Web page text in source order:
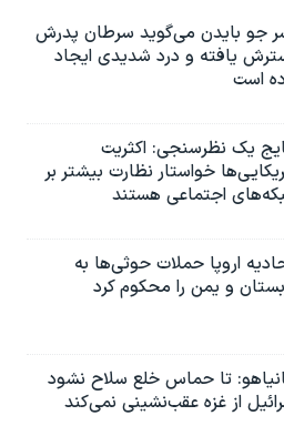
جو بایدن می‌گوید سرطان پدرش
یافته و درد شدیدی ایجاد
است
یک نظرسنجی: اکثریت
خواستار نظارت بیشتر بر
اجتماعی هستند
اروپا حملات حوثی‌ها به
و یمن را محکوم کرد
تا حماس خلع سلاح نشود
از غزه عقب‌نشینی نمی‌کند